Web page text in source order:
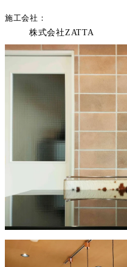
施工会社
株式会社ZATTA